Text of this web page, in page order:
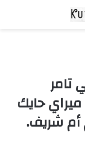
تامر
حايك
شريف.